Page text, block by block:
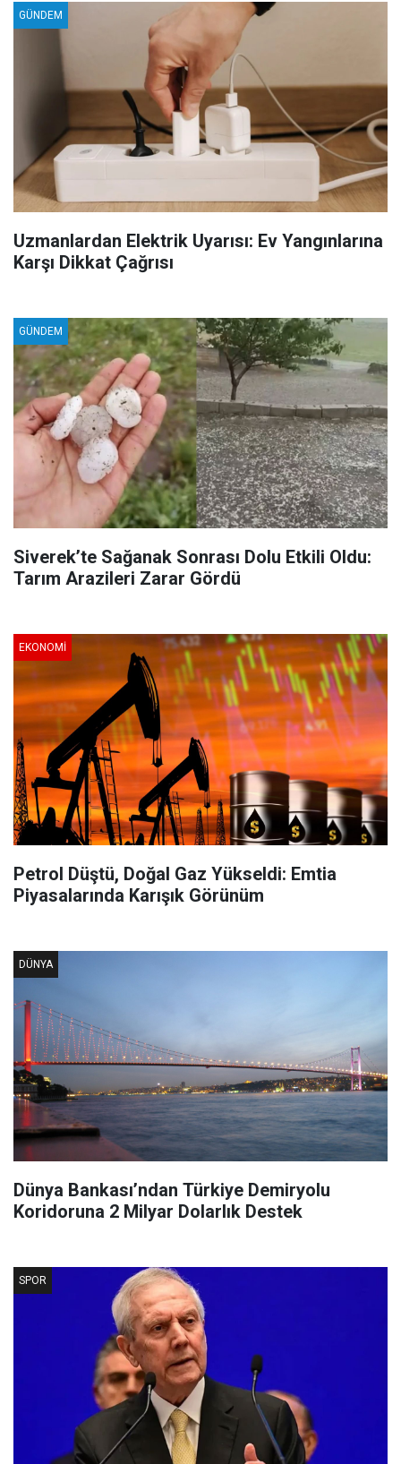
Uzmanlardan Elektrik Uyarısı: Ev Yangınlarına
Karşı Dikkat Çağrısı
GÜNDEM
Siverek’te Sağanak Sonrası Dolu Etkili Oldu:
Tarım Arazileri Zarar Gördü
GÜNDEM
Petrol Düştü, Doğal Gaz Yükseldi: Emtia
Piyasalarında Karışık Görünüm
EKONOMI
Dünya Bankası’ndan Türkiye Demiryolu
Koridoruna 2 Milyar Dolarlık Destek
DÜNYA
SPOR